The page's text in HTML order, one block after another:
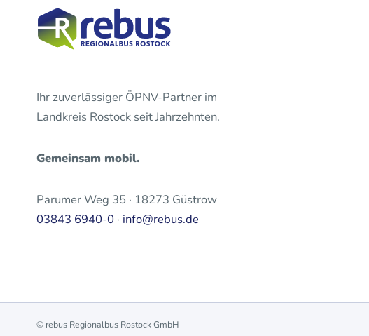
Ihr zuverlässiger ÖPNV-Partner im
Landkreis Rostock seit Jahrzehnten.
Gemeinsam mobil.
Parumer Weg 35 · 18273 Güstrow
03843 6940-0 · info@rebus.de
© rebus Regionalbus Rostock GmbH